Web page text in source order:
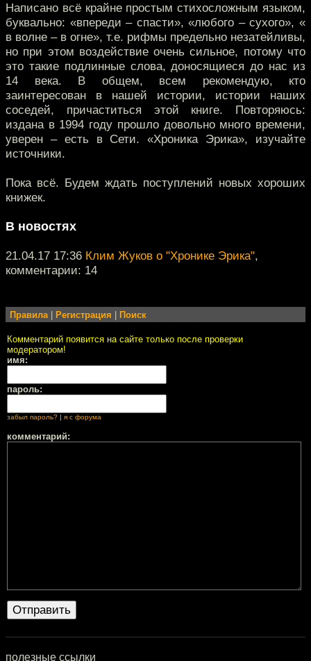
Написано всё крайне простым стихосложным языком,
буквально: «впереди – спасти», «любого – сухого», «
в волне – в огне», т.е. рифмы предельно незатейливы,
но при этом воздействие очень сильное, потому что
это такие подлинные слова, доносящиеся до нас из
14 века. В общем, всем рекомендую, кто
заинтересован в нашей истории, истории наших
соседей, причаститься этой книге. Повторяюсь:
издана в 1994 году прошло довольно много времени,
уверен – есть в Сети. «Хроника Эрика», изучайте
источники.
Пока всё. Будем ждать поступлений новых хороших
книжек.
В новостях
21.04.17 17:36 Клим Жуков о "Хронике Эрика",
комментарии: 14
Правила| Регистрация Поиск
Комментарий появится на сайте только после проверки
модератором!
имя:
пароль:
забыл пароль? я с форума
комментарий:
полезные ссылки